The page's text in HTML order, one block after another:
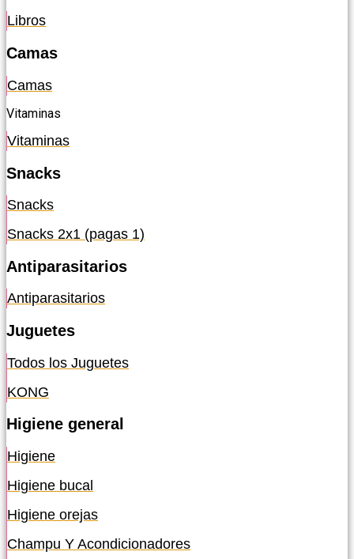
Libros
Camas
Camas
Vitaminas
Vitaminas
Snacks
Snacks
Snacks 2x1 (pagas 1)
Antiparasitarios
Antiparasitarios
Juguetes
Todos los Juguetes
KONG
Higiene general
Higiene
Higiene bucal
Higiene orejas
Champu Y Acondicionadores